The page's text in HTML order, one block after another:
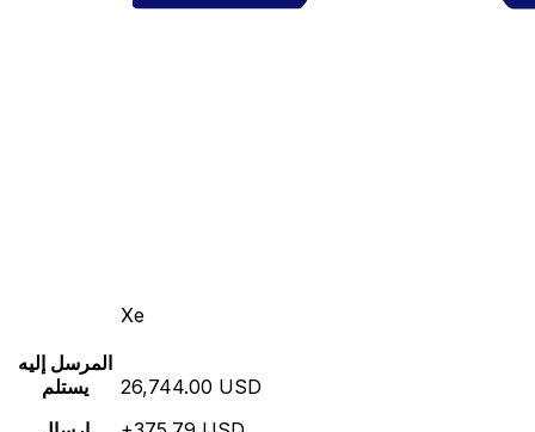
Xe
المرسل إليه
يستلم
26,744.00 USD